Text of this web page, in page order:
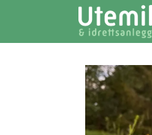
planteskoler